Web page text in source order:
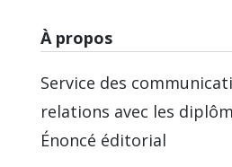
À propos
Service des
relations avec les
Énoncé éditorial